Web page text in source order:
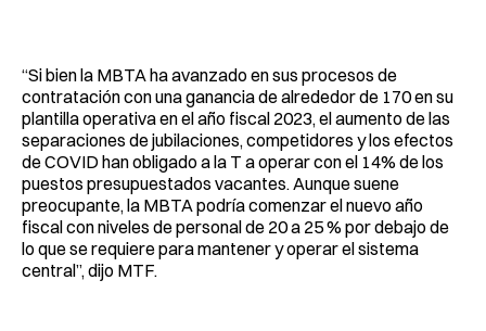
“Si bien la MBTA ha avanzado en sus procesos de
contratación con una ganancia de alrededor de 170 en su
plantilla operativa en el año fiscal 2023, el aumento de las
separaciones de jubilaciones, competidores y los efectos
de COVID han obligado a la T a operar con el 14% de los
puestos presupuestados vacantes. Aunque suene
preocupante, la MBTA podría comenzar el nuevo año
fiscal con niveles de personal de 20 a 25 % por debajo de
lo que se requiere para mantener y operar el sistema
central”, dijo MTF.